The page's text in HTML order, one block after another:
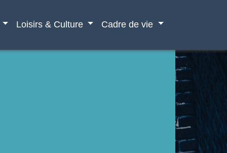
Loisirs & Culture Cadre de vie